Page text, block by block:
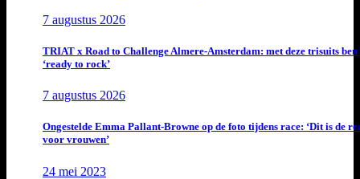
7 augustus 2026
TRIAT x Road to Challenge Almere-Amsterdam: met deze trisuits ben
‘ready to rock’
7 augustus 2026
Ongestelde Emma Pallant-Browne op de foto tijdens race: ‘Dit is de
voor vrouwen’
24 mei 2023